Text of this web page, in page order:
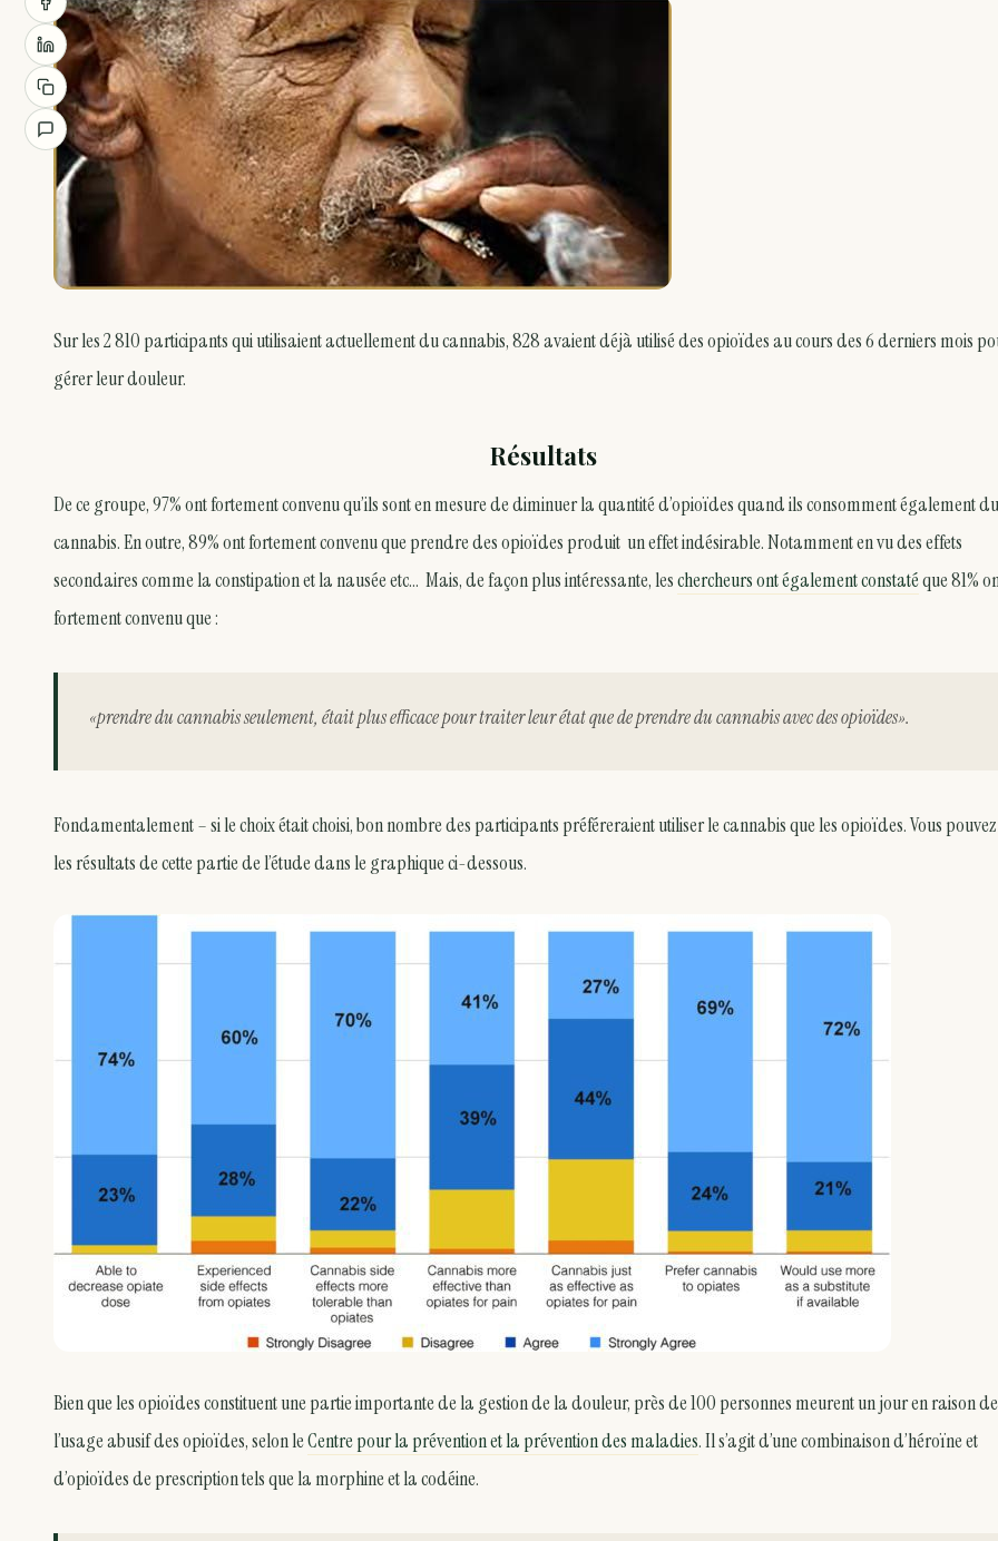
Sur les 2 810 participants qui utilisaient actuellement du cannabis, 828 avaient déjà utilisé des opioïdes au cours des 6 derniers mois
gérer leur douleur.
Résultats
De ce groupe, 97% ont fortement convenu qu’ils sont en mesure de diminuer la quantité d’opioïdes quand ils consomment également du
cannabis. En outre, 89% ont fortement convenu que prendre des opioïdes produit un effet indésirable. Notamment en vu des effets
secondaires comme la constipation et la nausée etc… Mais, de façon plus intéressante, leschercheurs ont également constatéque 81%
fortement convenu que :
«prendre du cannabis seulement, était plus efficace pour traiter leur état que de prendre du cannabis avec des opioïdes».
Fondamentalement – si le choix était choisi, bon nombre des participants préféreraient utiliser le cannabis que les opioïdes. Vous
les résultats de cette partie de l’étude dans le graphique ci-dessous.
Bien que les opioïdes constituent une partie importante de la gestion de la douleur, près de 100 personnes meurent un jour en raison de
l’usage abusif des opioïdes, selon leCentre pour la prévention et la prévention des maladies. Il s’agit d’une combinaison d’héroïne et
d’opioïdes de prescription tels que la morphine et la codéine.